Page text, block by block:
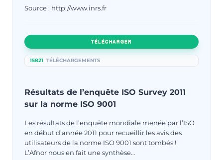
Source : http://www.inrs.fr
TÉLÉCHARGER
15821 TÉLÉCHARGEMENTS
Résultats de l’enquête ISO Survey 2011
sur la norme ISO 9001
Les résultats de l’enquête mondiale menée par l’ISO
en début d’année 2011 pour recueillir les avis des
utilisateurs de la norme ISO 9001 sont tombés !
L’Afnor nous en fait une synthèse…